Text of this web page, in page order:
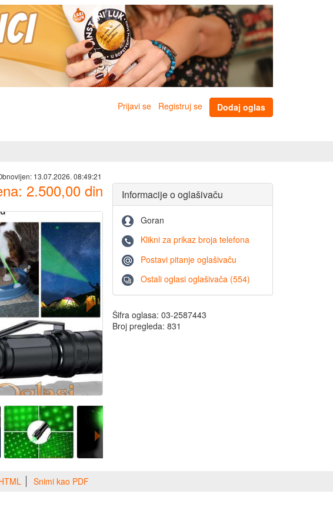
Prijavi se Registruj se Dodaj oglas
13.07.2026. 08:49:21
2.500,00 din Informacije o oglašivaču
Goran
Klikni za prikaz broja telefona
Postavi pitanje oglašivaču
Ostali oglasi oglašivača (554)
Šifra oglasa: 03-2587443
Broj pregleda: 831
Snimi kao PDF